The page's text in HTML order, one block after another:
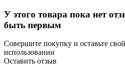
У этого товара пока нет
быть первым
Совершите покупку и оставьте
использовании
Оставить отзыв